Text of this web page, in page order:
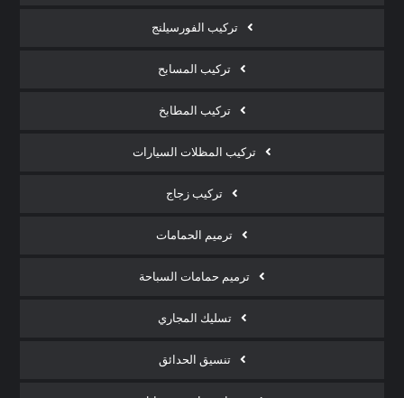
تركيب الفورسيلنج
تركيب المسابح
تركيب المطابخ
تركيب المظلات السيارات
تركيب زجاج
ترميم الحمامات
ترميم حمامات السباحة
تسليك المجاري
تنسيق الحدائق